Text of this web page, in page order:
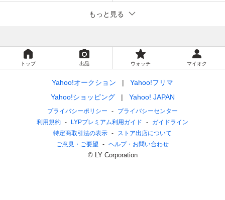
もっと見る
トップ 出品 ウォッチ マイオク
Yahoo!オークション
Yahoo!フリマ
Yahoo!ショッピング
Yahoo! JAPAN
プライバシーポリシー
プライバシーセンター
利用規約
LYPプレミアム利用ガイド
ガイドライン
特定商取引法の表示
ストア出店について
ご意見・ご要望
ヘルプ・お問い合わせ
© LY Corporation